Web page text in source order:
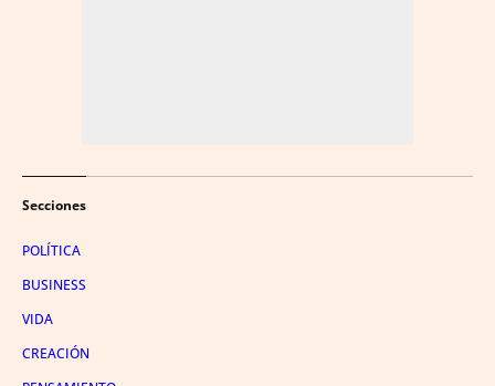
Secciones
POLÍTICA
BUSINESS
VIDA
CREACIÓN